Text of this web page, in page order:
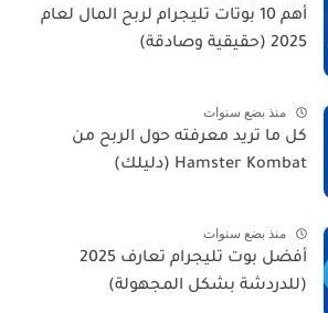
أهم 10 بوتات تليجرام لربح المال لعام
2025 (حقيقية وصادقة)
منذ بضع سنوات
كل ما تريد معرفته حول الربح من
Hamster Kombat (دليلك)
منذ بضع سنوات
أفضل بوت تليجرام تعارف 2025
(للدردشة بشكل المجهولة)